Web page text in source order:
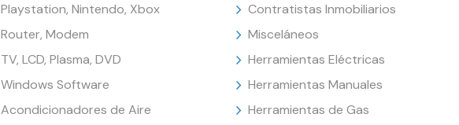
Playstation, Nintendo, Xbox
Router, Modem
TV, LCD, Plasma, DVD
Windows Software
Acondicionadores de Aire
Contratistas Inmobiliarios
Misceláneos
Herramientas Eléctricas
Herramientas Manuales
Herramientas de Gas